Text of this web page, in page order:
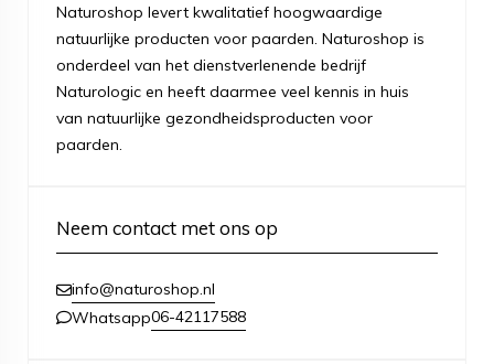
Naturoshop levert kwalitatief hoogwaardige
natuurlijke producten voor paarden. Naturoshop is
onderdeel van het dienstverlenende bedrijf
Naturologic en heeft daarmee veel kennis in huis
van natuurlijke gezondheidsproducten voor
paarden.
Neem contact met ons op
info@naturoshop.nl
Whatsapp06-42117588